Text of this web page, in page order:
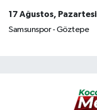
17 Ağustos, Pazartesi
Samsunspor - Göztepe